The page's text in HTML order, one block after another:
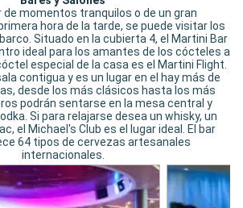
de momentos tranquilos o de un gran
hora de la tarde, se puede visitar los
Situado en la cubierta 4, el Martini Bar
ideal para los amantes de los cócteles a
especial de la casa es el Martini Flight.
contigua y es un lugar en el hay más de
desde los más clásicos hasta los más
podrán sentarse en la mesa central y
Si para relajarse desea un whisky, un
el Michael's Club es el lugar ideal. El bar
64 tipos de cervezas artesanales
internacionales.